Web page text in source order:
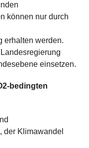
können nur durch
erhalten werden.
einsetzen.
bedingten
der Klimawandel